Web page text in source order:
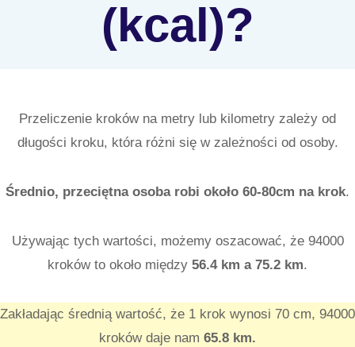
(kcal)?
Przeliczenie kroków na metry lub kilometry zależy od
długości kroku, która różni się w zależności od osoby.
Średnio, przeciętna osoba robi około 60-80cm na krok.
Używając tych wartości, możemy oszacować, że 94000
kroków to około między 56.4 km a 75.2 km.
Zakładając średnią wartość, że 1 krok wynosi 70 cm, 94000
kroków daje nam 65.8 km.